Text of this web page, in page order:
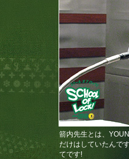
箭内先生とは、
だけはしていたんで
てです!